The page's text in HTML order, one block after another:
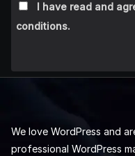
I have read and
conditions.
We love WordPress and
professional WordPress